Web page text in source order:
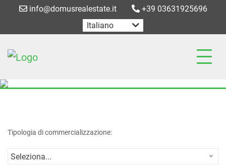
info@domusrealestate.it
+39 03631925696
Italiano
Tipologia di commercializzazione:
Seleziona...